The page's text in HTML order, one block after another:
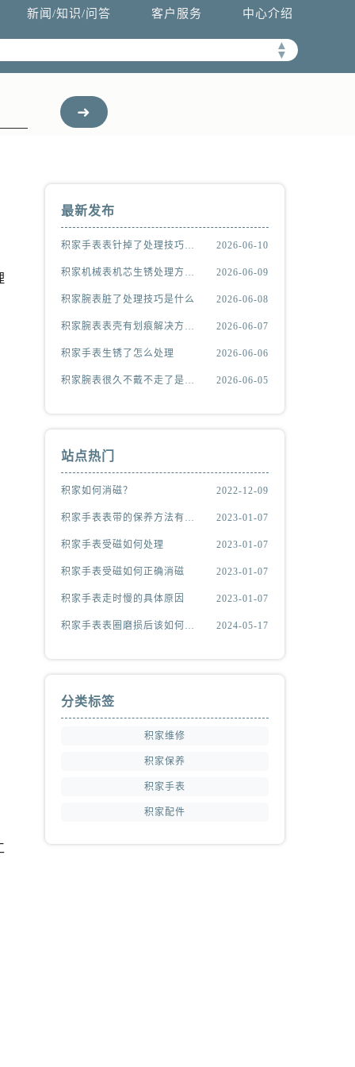
新闻/知识/问答 客户服务 中心介绍
▲
▼
最新发布
积家手表表针掉了处理技巧推荐 2026-06-10
积家机械表机芯生锈处理方法汇总 2026-06-09
积家腕表脏了处理技巧是什么 2026-06-08
积家腕表表壳有划痕解决方法详解 2026-06-07
积家手表生锈了怎么处理 2026-06-06
积家腕表很久不戴不走了是什么原因 2026-06-05
站点热门
积家如何消磁？ 2022-12-09
积家手表表带的保养方法有哪些？ 2023-01-07
积家手表受磁如何处理 2023-01-07
积家手表受磁如何正确消磁 2023-01-07
积家手表走时慢的具体原因 2023-01-07
积家手表表圈磨损后该如何处理？ 2024-05-17
分类标签
积家维修
积家保养
积家手表
积家配件